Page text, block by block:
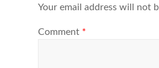
Your email address will not
Comment *